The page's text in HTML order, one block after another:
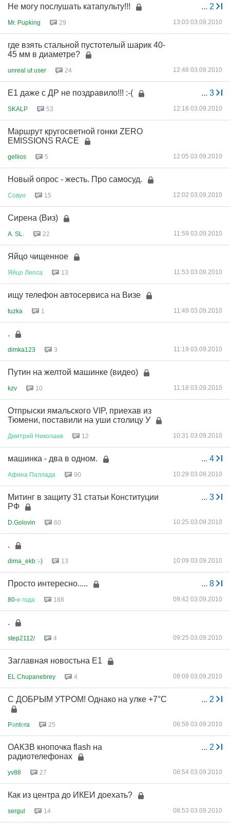
... 2
Не могу послушать катапульту!!!
Mr. Pupking 29 13:03 03.09.2010
где взять стальной пустотелый шарик 40-
45 мм в диаметре?
unreal ut user 24 12:48 03.09.2010
... 3
E1 даже с ДР не поздравило!!! :-(
SKALP 53 12:16 03.09.2010
Маршрут кругосветной гонки ZERO
EMISSIONS RACE
gellios 5 12:05 03.09.2010
Новый опрос - жесть. Про самосуд.
Совун 15 12:02 03.09.2010
Сирена (Виз)
A. SL. 22 11:59 03.09.2010
Яйцо чищенное
Яйцо Лепса 13 11:53 03.09.2010
ищу телефон автосервиса на Визе
tuzka 1 11:49 03.09.2010
.
dimka123 3 11:19 03.09.2010
Путин на желтой машинке (видео)
kzv 10 11:18 03.09.2010
Отпрыски ямальского VIP, приехав из
Тюмени, поставили на уши столицу У
Дмитрий Николаев 12 10:31 03.09.2010
... 4
машинка - два в одном.
Афина Паллада 90 10:29 03.09.2010
... 3
Митинг в защиту 31 статьи Конституции
РФ
D.Golovin 60 10:25 03.09.2010
.
dima_ekb :-) 13 10:09 03.09.2010
... 8
Просто интересно.....
80-е года 188 09:42 03.09.2010
.
step2112/ 4 09:25 03.09.2010
Заглавная новостьна Е1
EL Chupanebrey 4 09:09 03.09.2010
... 2
С ДОБРЫМ УТРОМ! Однако на улке +7°C
Pаntеra 25 08:58 03.09.2010
... 2
ОАКЗВ кнопочка flash на
радиотелефонах
yv88 27 08:54 03.09.2010
Как из центра до ИКЕИ доехать?
sergul 14 08:53 03.09.2010